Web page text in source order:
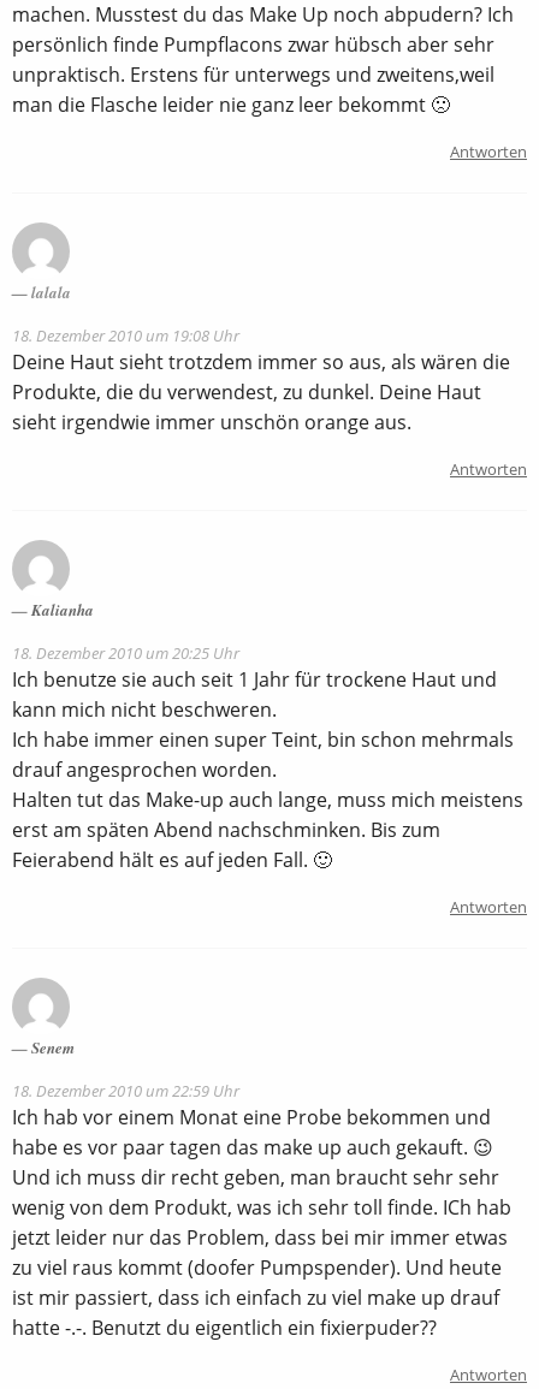
machen. Musstest du das Make Up noch abpudern? Ich
persönlich finde Pumpflacons zwar hübsch aber sehr
unpraktisch. Erstens für unterwegs und zweitens,weil
man die Flasche leider nie ganz leer bekommt 🙁
Antworten
lalala
18. Dezember 2010 um 19:08 Uhr
Deine Haut sieht trotzdem immer so aus, als wären die
Produkte, die du verwendest, zu dunkel. Deine Haut
sieht irgendwie immer unschön orange aus.
Antworten
Kalianha
18. Dezember 2010 um 20:25 Uhr
Ich benutze sie auch seit 1 Jahr für trockene Haut und
kann mich nicht beschweren.
Ich habe immer einen super Teint, bin schon mehrmals
drauf angesprochen worden.
Halten tut das Make-up auch lange, muss mich meistens
erst am späten Abend nachschminken. Bis zum
Feierabend hält es auf jeden Fall. 🙂
Antworten
Senem
18. Dezember 2010 um 22:59 Uhr
Ich hab vor einem Monat eine Probe bekommen und
habe es vor paar tagen das make up auch gekauft. 😉
Und ich muss dir recht geben, man braucht sehr sehr
wenig von dem Produkt, was ich sehr toll finde. ICh hab
jetzt leider nur das Problem, dass bei mir immer etwas
zu viel raus kommt (doofer Pumpspender). Und heute
ist mir passiert, dass ich einfach zu viel make up drauf
hatte -.-. Benutzt du eigentlich ein fixierpuder??
Antworten